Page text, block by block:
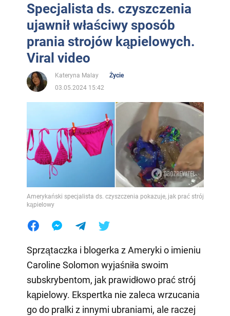
Specjalista ds. czyszczenia
ujawnił właściwy sposób
prania strojów kąpielowych.
Viral video
Kateryna Malay
Życie
03.05.2024 15:42
Amerykański specjalista ds. czyszczenia pokazuje, jak prać strój
kąpielowy
Sprzątaczka i blogerka z Ameryki o imieniu
Caroline Solomon wyjaśniła swoim
subskrybentom, jak prawidłowo prać strój
kąpielowy. Ekspertka nie zaleca wrzucania
go do pralki z innymi ubraniami, ale raczej